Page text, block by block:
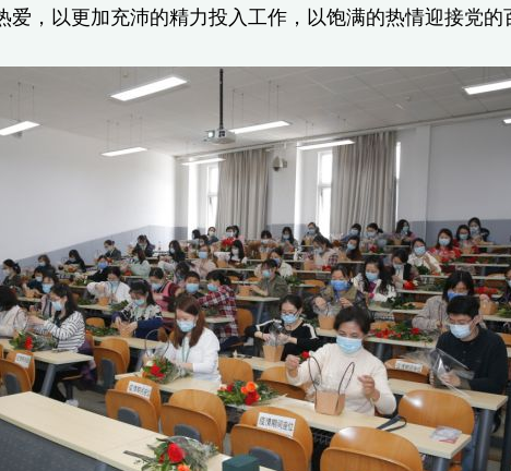
，以更加充沛的精力投入工作，以饱满的热情迎接党的